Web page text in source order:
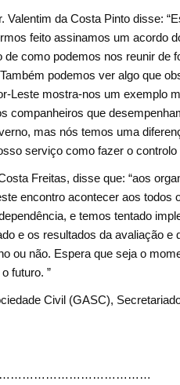
da Costa Pinto disse:
feito assinamos um acordo
como podemos nos reunir de
podemos ver algo que
Leste mostra-nos um exemplo
companheiros que
mas nós temos uma
serviço como fazer o controlo
Freitas, disse que: “aos
encontro acontecer aos todos
e temos tentado
e os resultados da avaliação e
ou não. Espera que seja o
futuro. ”
Civil (GASC),